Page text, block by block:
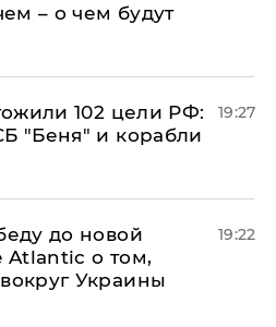
– о чем будут
102 цели РФ:
"Беня" и корабли
19:27
до новой
Atlantic о том,
Украины
19:22